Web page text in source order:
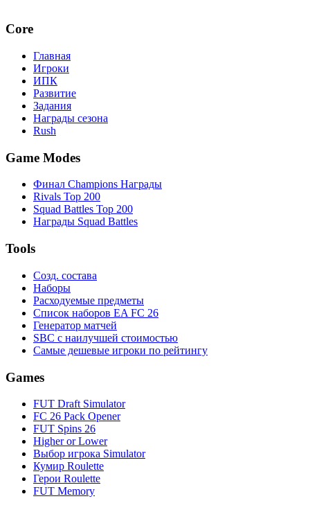
Core
Главная
Игроки
ИПК
Развитие
Задания
Награды сезона
Rush
Game Modes
Финал Champions Награды
Rivals Top 200
Squad Battles Top 200
Награды Squad Battles
Tools
Созд. состава
Наборы
Расходуемые предметы
Список наборов EA FC 26
Генератор матчей
SBC с наилучшей стоимостью
Самые дешевые игроки по рейтингу
Games
FUT Draft Simulator
FC 26 Pack Opener
FUT Spins 26
Higher or Lower
Выбор игрока Simulator
Кумир Roulette
Герои Roulette
FUT Memory